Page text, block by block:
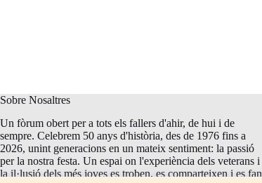
Sobre Nosaltres
Un fòrum obert per a tots els fallers d'ahir, de hui i de
sempre. Celebrem 50 anys d'història, des de 1976 fins a
2026, unint generacions en un mateix sentiment: la passió
per la nostra festa. Un espai on l'experiència dels veterans i
la il·lusió dels més joves es troben, es comparteixen i es fan